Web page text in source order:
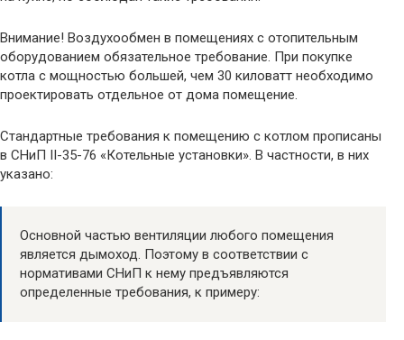
Внимание! Воздухообмен в помещениях с отопительным
оборудованием обязательное требование. При покупке
котла с мощностью большей, чем 30 киловатт необходимо
проектировать отдельное от дома помещение.
Стандартные требования к помещению с котлом прописаны
в СНиП II-35-76 «Котельные установки». В частности, в них
указано:
Основной частью вентиляции любого помещения
является дымоход. Поэтому в соответствии с
нормативами СНиП к нему предъявляются
определенные требования, к примеру: